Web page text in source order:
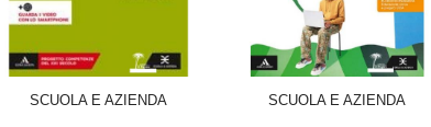
SCUOLA E AZIENDA SCUOLA E AZIENDA